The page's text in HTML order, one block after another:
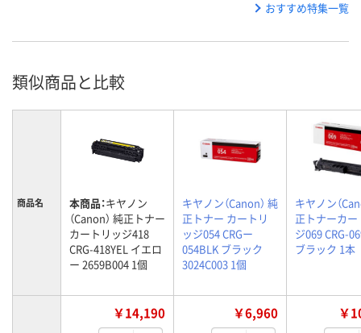
おすすめ特集一覧
類似商品と比較
商品名 本商品：キヤノン
（Canon） 純正トナー
カートリッジ418
CRG-418YEL イエロ
ー 2659B004 1個
キヤノン（Canon） 純
正トナー カートリ
ッジ054 CRGー
054BLK ブラック
3024C003 1個
キヤノン（
正トナーカ
ジ069 CRG-
ブラック 1本
￥14,190 ￥6,960 ￥